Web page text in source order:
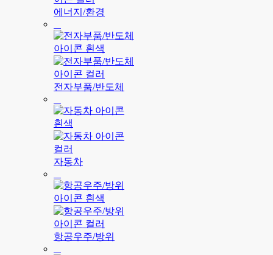
에너지/환경
전자부품/반도체
자동차
항공우주/방위